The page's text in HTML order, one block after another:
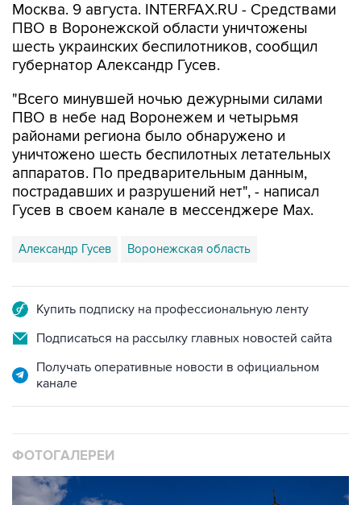
Москва. 9 августа. INTERFAX.RU - Средствами
ПВО в Воронежской области уничтожены
шесть украинских беспилотников, сообщил
губернатор Александр Гусев.
"Всего минувшей ночью дежурными силами
ПВО в небе над Воронежем и четырьмя
районами региона было обнаружено и
уничтожено шесть беспилотных летательных
аппаратов. По предварительным данным,
пострадавших и разрушений нет", - написал
Гусев в своем канале в мессенджере Max.
Александр Гусев Воронежская область
Купить подписку на профессиональную ленту
Подписаться на рассылку главных новостей сайта
Получать оперативные новости в официальном
канале
ФОТОГАЛЕРЕИ